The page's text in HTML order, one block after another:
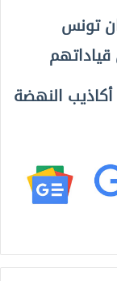
تونس
النهضة